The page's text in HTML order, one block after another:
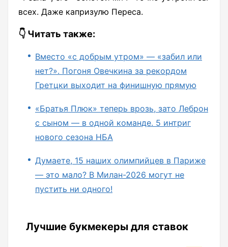
всех. Даже капризулю Переса.
👇 Читать также:
Вместо «с добрым утром» — «забил или
нет?». Погоня Овечкина за рекордом
Гретцки выходит на финишную прямую
«Братья Плюк» теперь врозь, зато Леброн
с сыном — в одной команде. 5 интриг
нового сезона НБА
Думаете, 15 наших олимпийцев в Париже
— это мало? В Милан-2026 могут не
пустить ни одного!
Лучшие букмекеры для ставок